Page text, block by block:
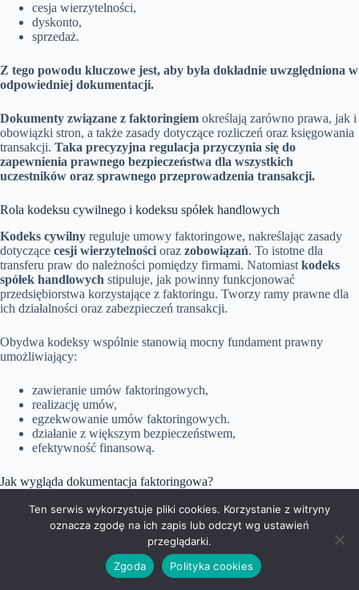
cesja wierzytelności,
dyskonto,
sprzedaż.
Z tego powodu kluczowe jest, aby była dokładnie uwzględniona w
odpowiedniej dokumentacji.
Dokumenty związane z faktoringiem określają zarówno prawa, jak i
obowiązki stron, a także zasady dotyczące rozliczeń oraz księgowania
transakcji. Taka precyzyjna regulacja przyczynia się do
zapewnienia prawnego bezpieczeństwa dla wszystkich
uczestników oraz sprawnego przeprowadzenia transakcji.
Rola kodeksu cywilnego i kodeksu spółek handlowych
Kodeks cywilny reguluje umowy faktoringowe, nakreślając zasady
dotyczące cesji wierzytelności oraz zobowiązań. To istotne dla
transferu praw do należności pomiędzy firmami. Natomiast kodeks
spółek handlowych stipuluje, jak powinny funkcjonować
przedsiębiorstwa korzystające z faktoringu. Tworzy ramy prawne dla
ich działalności oraz zabezpieczeń transakcji.
Obydwa kodeksy wspólnie stanowią mocny fundament prawny
umożliwiający:
zawieranie umów faktoringowych,
realizację umów,
egzekwowanie umów faktoringowych.
działanie z większym bezpieczeństwem,
efektywność finansową.
Jak wygląda dokumentacja faktoringowa?
Dokumentacja związana z faktoringiemprzede wszystkim opiera
umowie faktoringowej, która precyzyjnie określa prawa i
obowiązki obu stron, zasady dotyczące rozliczeń oraz przebieg
współpracy. Dodatkowo, w skład tej dokumentacji wchodzą aneksy,
które mogą wprowadzać zmiany w ustaleniach umowy.
Ten serwis wykorzystuje pliki cookies. Korzystanie z witryny
oznacza zgodę na ich zapis lub odczyt wg ustawień
przeglądarki.
Zgoda
Polityka cookies